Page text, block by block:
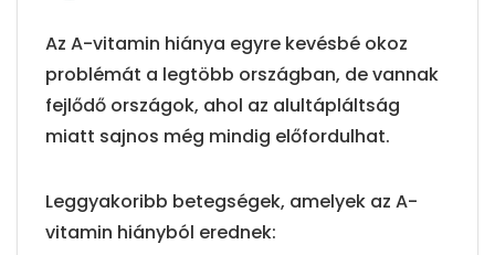
Az A-vitamin hiánya egyre kevésbé okoz
problémát a legtöbb országban, de vannak
fejlődő országok, ahol az alultápláltság
miatt sajnos még mindig előfordulhat.
Leggyakoribb betegségek, amelyek az A-
vitamin hiányból erednek: